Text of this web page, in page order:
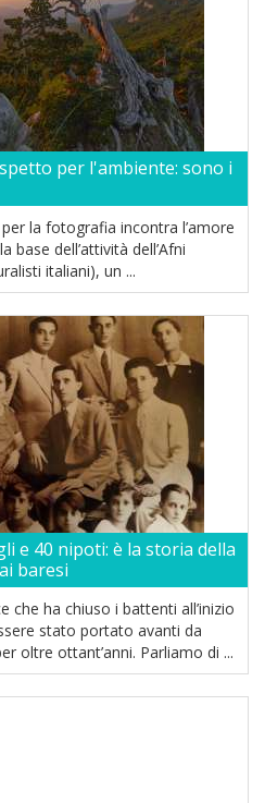
per l'ambiente: sono i
la fotografia incontra l’amore
base dell’attività dell’Afni
italiani), un ...
e 40 nipoti: è la storia della
baresi
che ha chiuso i battenti all’inizio
stato portato avanti da
oltre ottant’anni. Parliamo di ...